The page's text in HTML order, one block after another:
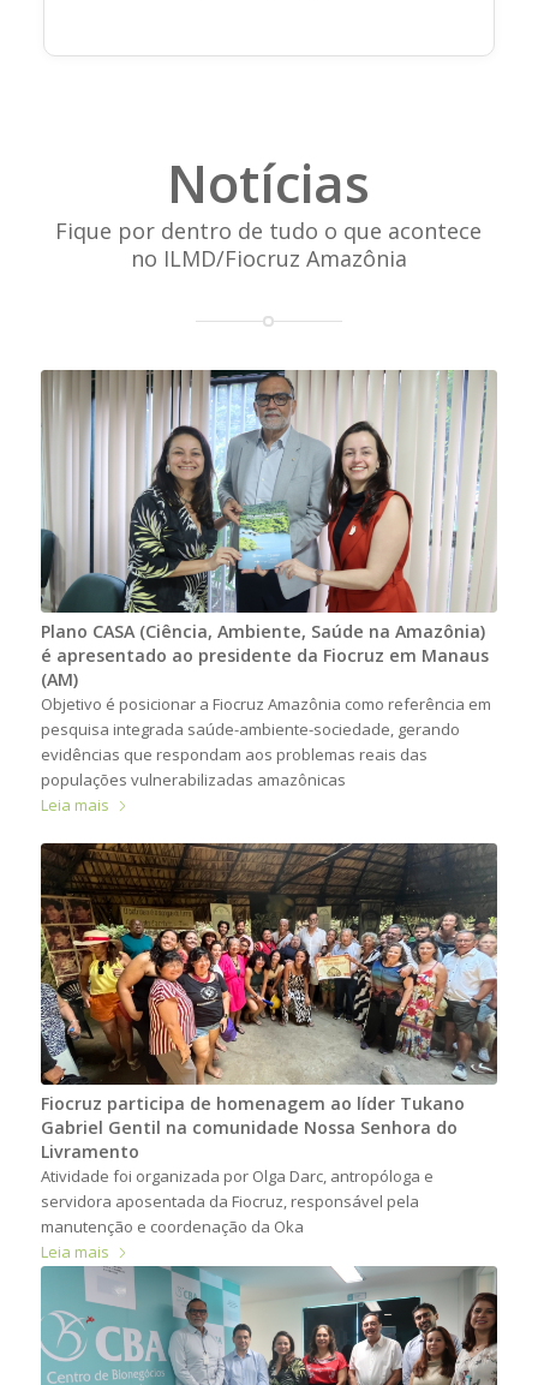
Notícias
Fique por dentro de tudo o que acontece
no ILMD/Fiocruz Amazônia
Plano CASA (Ciência, Ambiente, Saúde na Amazônia)
é apresentado ao presidente da Fiocruz em Manaus
(AM)
Objetivo é posicionar a Fiocruz Amazônia como referência em
pesquisa integrada saúde-ambiente-sociedade, gerando
evidências que respondam aos problemas reais das
populações vulnerabilizadas amazônicas
Leia mais
Fiocruz participa de homenagem ao líder Tukano
Gabriel Gentil na comunidade Nossa Senhora do
Livramento
Atividade foi organizada por Olga Darc, antropóloga e
servidora aposentada da Fiocruz, responsável pela
manutenção e coordenação da Oka
Leia mais